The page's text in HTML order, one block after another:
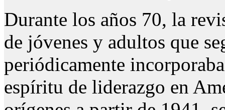
Durante los años 70, la
de jóvenes y adultos que
periódicamente
espíritu de liderazgo en